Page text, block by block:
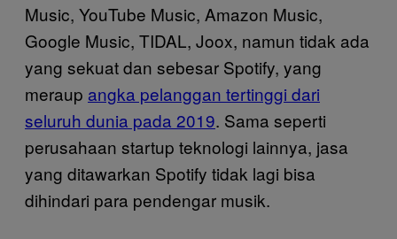
Music, YouTube Music, Amazon Music,
Google Music, TIDAL, Joox, namun tidak ada
yang sekuat dan sebesar Spotify, yang
meraup angka pelanggan tertinggi dari
seluruh dunia pada 2019. Sama seperti
perusahaan startup teknologi lainnya, jasa
yang ditawarkan Spotify tidak lagi bisa
dihindari para pendengar musik.